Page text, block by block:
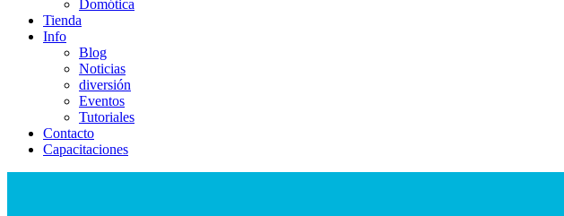
Domótica
Tienda
Info
Blog
Noticias
diversión
Eventos
Tutoriales
Contacto
Capacitaciones